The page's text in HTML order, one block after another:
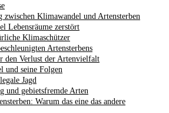
zwischen Klimawandel und Artensterben
Lebensräume zerstört
Klimaschützer
Artensterbens
den Verlust der Artenvielfalt
und seine Folgen
Jagd
und gebietsfremde Arten
Warum das eine das andere